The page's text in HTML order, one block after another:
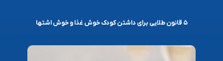
۵ قانون طلایی برای داشتن کودک خوش غذا و خوش اشتها